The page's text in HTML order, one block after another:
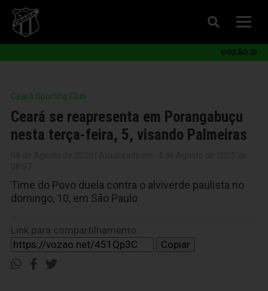
VOZÃO ID
Ceará Sporting Club
Ceará se reapresenta em Porangabuçu
nesta terça-feira, 5, visando Palmeiras
Time do Povo duela contra o alviverde paulista no
domingo, 10, em São Paulo
Link para compartilhamento:
Copiar